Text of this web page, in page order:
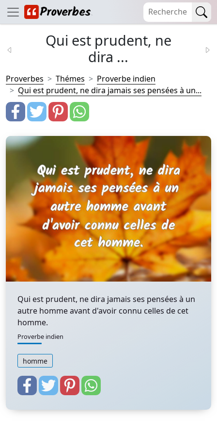
Qui est prudent, ne
dira ...
Proverbes Thémes
Proverbe indien
Qui est prudent, ne dira jamais ses pensées à un...
Qui est prudent, ne dira jamais ses pensées à un
autre homme avant d'avoir connu celles de cet
homme.
Proverbe indien
homme